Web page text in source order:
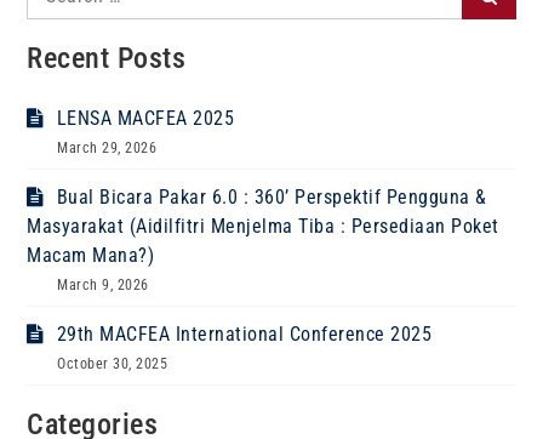
for:
Recent Posts
LENSA MACFEA 2025
March 29, 2026
Bual Bicara Pakar 6.0 : 360’ Perspektif Pengguna &
Masyarakat (Aidilfitri Menjelma Tiba : Persediaan Poket
Macam Mana?)
March 9, 2026
29th MACFEA International Conference 2025
October 30, 2025
Categories